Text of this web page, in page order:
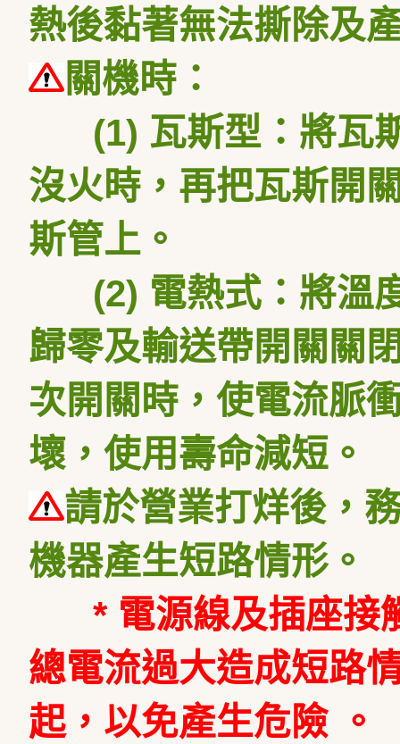
熱後黏著無法撕除及
關機時：
(1) 瓦斯型：將瓦
沒火時，再把瓦斯開
斯管上。
(2) 電熱式：將溫
歸零及輸送帶開關關
次開關時，使電流脈
壞，使用壽命減短。
請於營業打烊後，
機器產生短路情形。
* 電源線及插座接
總電流過大造成短路
起，以免產生危險 。